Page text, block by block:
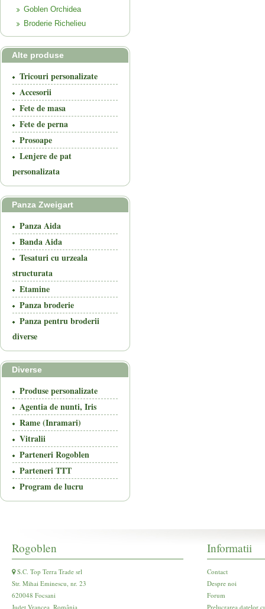
Goblen Orchidea
Broderie Richelieu
Alte produse
Tricouri personalizate
Accesorii
Fete de masa
Fete de perna
Prosoape
Lenjere de pat
personalizata
Panza Zweigart
Panza Aida
Banda Aida
Tesaturi cu urzeala
structurata
Etamine
Panza broderie
Panza pentru broderii
diverse
Diverse
Produse personalizate
Agentia de nunti, Iris
Rame (Inramari)
Vitralii
Parteneri Rogoblen
Parteneri TTT
Program de lucru
Rogoblen
S.C. Top Terra Trade srl
Str. Mihai Eminescu, nr. 23
620048 Focsani
Județ Vrancea, România
Informatii
Contact
Despre noi
Forum
Prelucrarea datelor